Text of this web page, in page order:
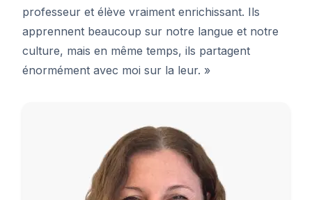
professeur et élève vraiment enrichissant. Ils
apprennent beaucoup sur notre langue et notre
culture, mais en même temps, ils partagent
énormément avec moi sur la leur. »